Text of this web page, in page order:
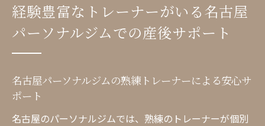
経験豊富なトレーナーがいる名古屋
パーソナルジムでの産後サポート
名古屋パーソナルジムの熟練トレーナーによる安心サ
ポート
名古屋のパーソナルジムでは、熟練のトレーナーが個別